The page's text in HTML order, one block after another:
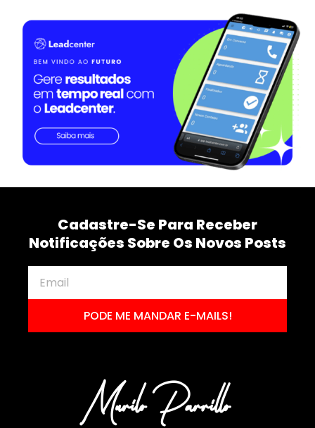
Cadastre-Se Para Receber
Notificações Sobre Os Novos Posts
PODE ME MANDAR E-MAILS!